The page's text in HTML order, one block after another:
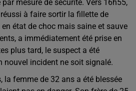
mesure de sécurité. Vers 16h55,
à faire sortir la fillette de
état de choc mais saine et sauve
a immédiatement été prise en
plus tard, le suspect a été
nouvel incident ne soit signalé.
la femme de 32 ans a été blessée